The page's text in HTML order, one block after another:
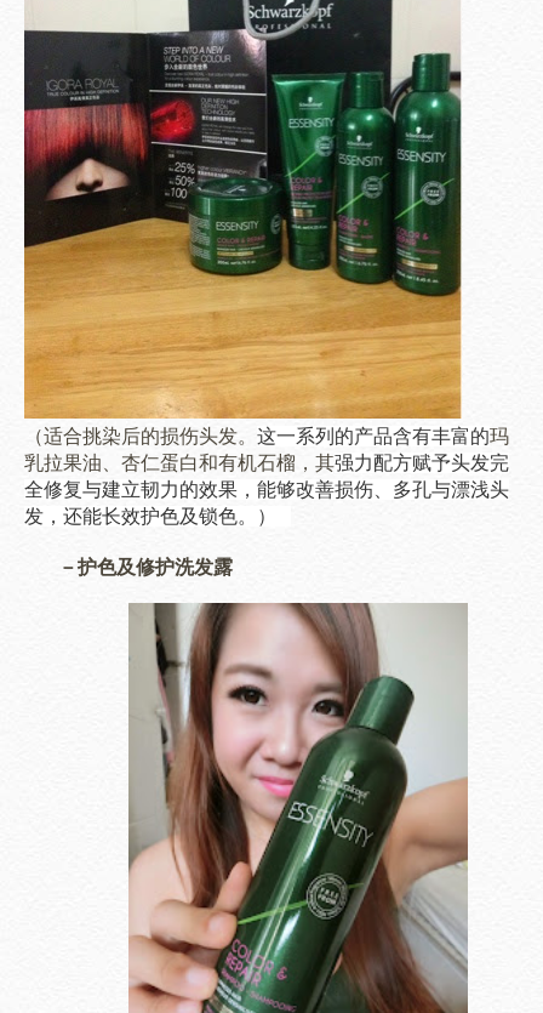
（适合挑染后的损伤头发。 这一系列的产品含有丰富的玛
乳拉果油、杏仁蛋白和有机石榴，其强力配方赋予头发完
全修复与建立韧力的效果，能够改善损伤、多孔与漂浅头
发，还能长效护色及锁色。）
－护色及修护洗发露